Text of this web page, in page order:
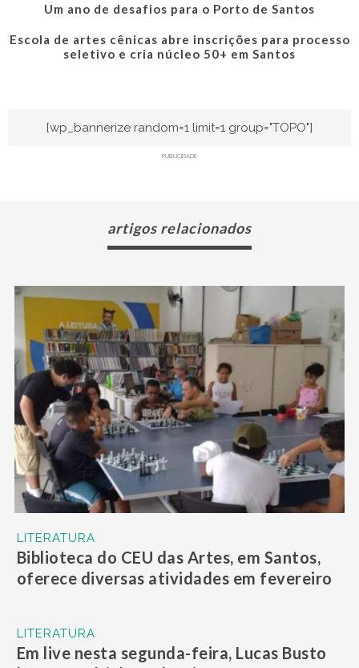
Um ano de desafios para o Porto de Santos
Escola de artes cênicas abre inscrições para processo
seletivo e cria núcleo 50+ em Santos
[wp_bannerize random=1 limit=1 group="TOPO"]
PUBLICIDADE
artigos relacionados
LITERATURA
Biblioteca do CEU das Artes, em Santos,
oferece diversas atividades em fevereiro
LITERATURA
Em live nesta segunda-feira, Lucas Busto